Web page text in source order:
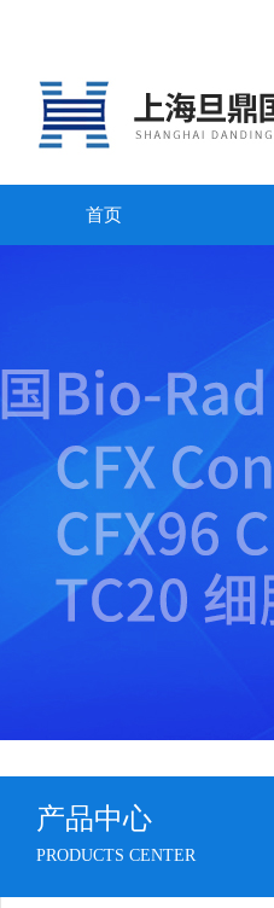
首页
产品中心
PRODUCTS CENTER